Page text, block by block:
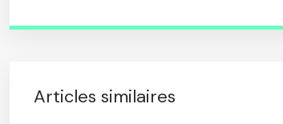
Articles similaires